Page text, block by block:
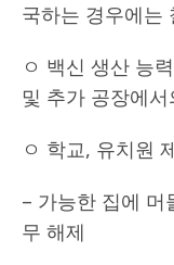
국하는 경우에는
ㅇ 백신 생산 능
및 추가 공장에
ㅇ 학교, 유치원
– 가능한 집에 머
무 해제